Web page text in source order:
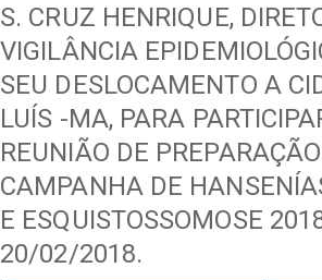
S. CRUZ HENRIQUE,
VIGILÂNCIA
SEU DESLOCAMENTO A
LUÍS -MA, PARA
REUNIÃO DE
CAMPANHA DE
E ESQUISTOSSOMOSE
20/02/2018.